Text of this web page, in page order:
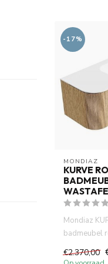
-17%
MONDIAZ
KURVE
Mondiaz
badmeubel
2 d...
€2.370,00